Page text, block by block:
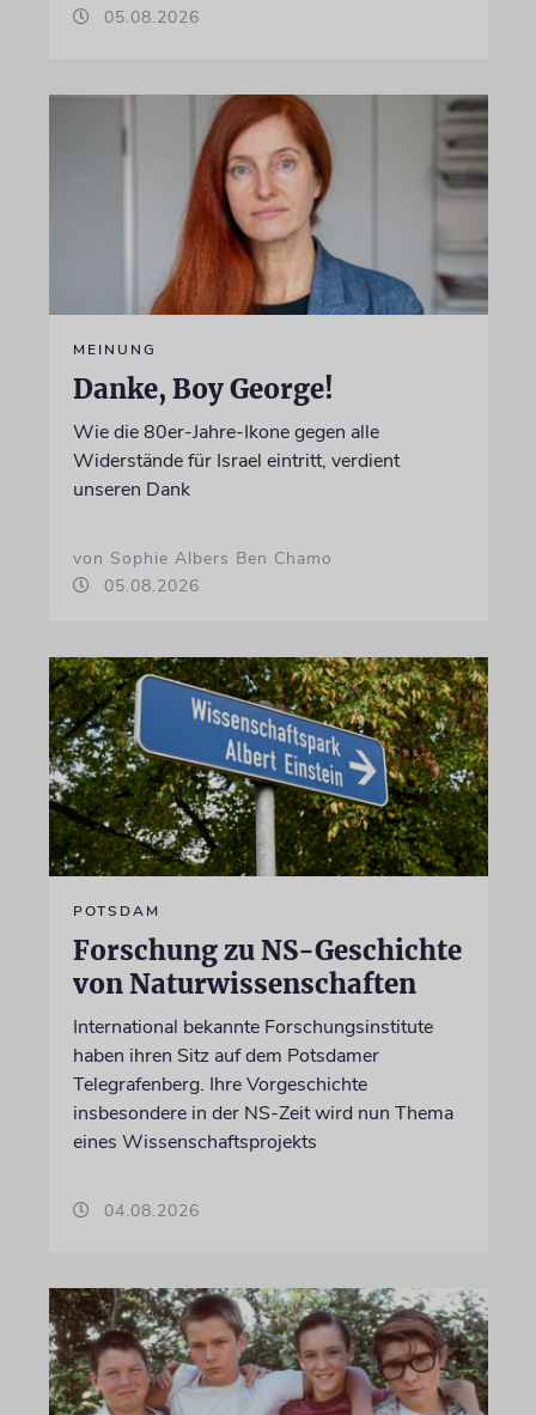
05.08.2026
MEINUNG
Danke, Boy George!
Wie die 80er-Jahre-Ikone gegen alle
Widerstände für Israel eintritt, verdient
unseren Dank
von Sophie Albers Ben Chamo
05.08.2026
POTSDAM
Forschung zu NS-Geschichte
von Naturwissenschaften
International bekannte Forschungsinstitute
haben ihren Sitz auf dem Potsdamer
Telegrafenberg. Ihre Vorgeschichte
insbesondere in der NS-Zeit wird nun Thema
eines Wissenschaftsprojekts
04.08.2026